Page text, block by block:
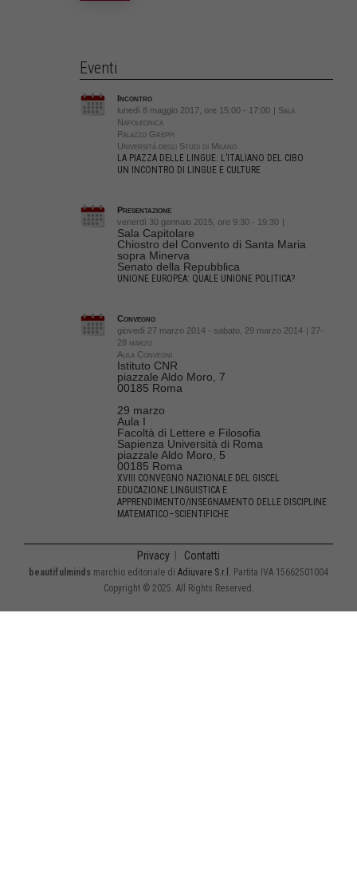
Eventi
Incontro
lunedì 8 maggio 2017, ore 15:00 - 17:00 | Sala
Napoleonica
Palazzo Greppi
Università degli Studi di Milano
LA PIAZZA DELLE LINGUE. L’ITALIANO DEL CIBO
UN INCONTRO DI LINGUE E CULTURE
Presentazione
venerdì 30 gennaio 2015, ore 9:30 - 19:30 |
Sala Capitolare
Chiostro del Convento di Santa Maria
sopra Minerva
Senato della Repubblica
UNIONE EUROPEA: QUALE UNIONE POLITICA?
Convegno
giovedì 27 marzo 2014 - sabato, 29 marzo 2014 | 27-
28 marzo
Aula Convegni
Istituto CNR
piazzale Aldo Moro, 7
00185 Roma
29 marzo
Aula I
Facoltà di Lettere e Filosofia
Sapienza Università di Roma
piazzale Aldo Moro, 5
00185 Roma
XVIII CONVEGNO NAZIONALE DEL GISCEL
EDUCAZIONE LINGUISTICA E
APPRENDIMENTO/INSEGNAMENTO DELLE DISCIPLINE
MATEMATICO–SCIENTIFICHE
Privacy Contatti
beautifulminds marchio editoriale di Adiuvare S.r.l.
Partita IVA 15662501004
Copyright © 2025. All Rights Reserved.